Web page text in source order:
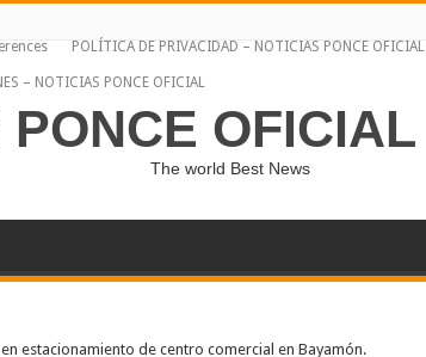
POLÍTICA DE PRIVACIDAD – NOTICIAS PONCE OFICIAL
– NOTICIAS PONCE OFICIAL
PONCE OFICIAL
The world Best News
estacionamiento de centro comercial en Bayamón.